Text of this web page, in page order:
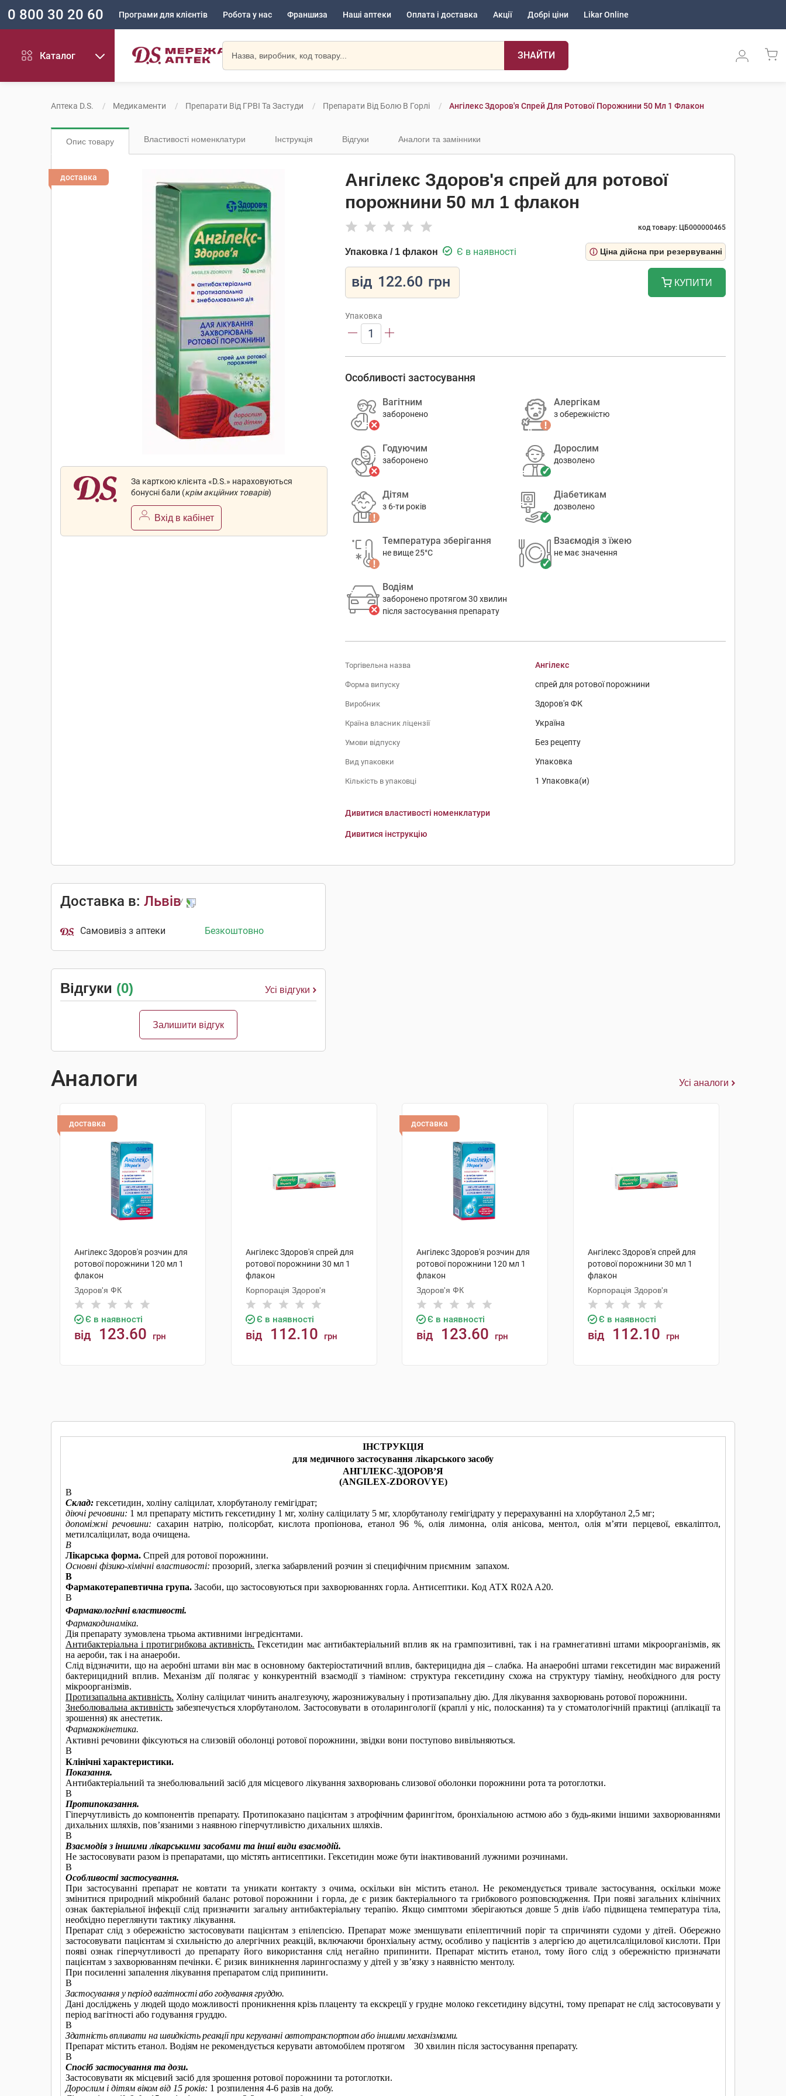
0 800 30 20 60 Програми для клієнтів Робота у нас Франшиза Наші аптеки Оплата і доставка Акції Добрі ціни Likar Online
Каталог ЗНАЙТИ
Аптека D.S. Медикаменти Препарати Від ГРВІ Та Застуди Препарати Від Болю В Горлі Ангілекс Здоров'я Спрей Для Ротової Порожнини 50 Мл 1 Флакон
Опис товару Властивості номенклатури Інструкція Відгуки Аналоги та замінники
доставка
За карткою клієнта «D.S.» нараховуються
бонусні бали (крім акційних товарів)
Вхід в кабінет
Ангілекс Здоров'я спрей для ротової
порожнини 50 мл 1 флакон
код товару: ЦБ000000465
Упаковка / 1 флакон Є в наявності Ціна дійсна при резервуванні
від 122.60 грн КУПИТИ
Упаковка
1
Особливості застосування
Вагітним
заборонено
Алергікам
з обережністю
Годуючим
заборонено
Дорослим
дозволено
Дітям
з 6-ти років
Діабетикам
дозволено
Температура зберігання
не вище 25°C
Взаємодія з їжею
не має значення
Водіям
заборонено протягом 30 хвилин
після застосування препарату
Торгівельна назва Ангілекс
Форма випуску спрей для ротової порожнини
Виробник Здоров'я ФК
Країна власник ліцензії Україна
Умови відпуску Без рецепту
Вид упаковки Упаковка
Кількість в упаковці 1 Упаковка(и)
Дивитися властивості номенклатури
Дивитися інструкцію
Доставка в: Львів
Самовивіз з аптеки Безкоштовно
Відгуки (0) Усі відгуки
Залишити відгук
Аналоги Усі аналоги
доставка
Ангілекс Здоров'я розчин для
ротової порожнини 120 мл 1
флакон
Здоров'я ФК
Є в наявності
від 123.60 грн
Ангілекс Здоров'я спрей для
ротової порожнини 30 мл 1
флакон
Корпорація Здоров'я
Є в наявності
від 112.10 грн
доставка
Ангілекс Здоров'я розчин для
ротової порожнини 120 мл 1
флакон
Здоров'я ФК
Є в наявності
від 123.60 грн
Ангілекс Здоров'я спрей для
ротової порожнини 30 мл 1
флакон
Корпорація Здоров'я
Є в наявності
від 112.10 грн